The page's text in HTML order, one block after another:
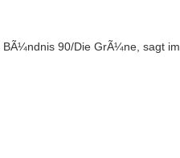
BÃ¼ndnis 90/Die GrÃ¼ne, sagt im